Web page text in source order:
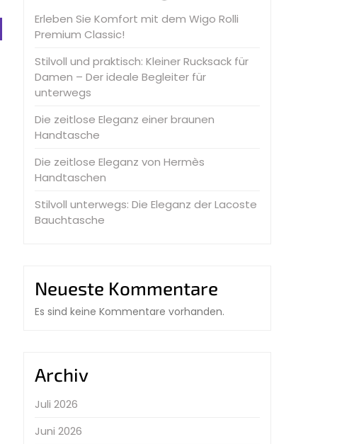
Erleben Sie Komfort mit dem Wigo Rolli
Premium Classic!
Stilvoll und praktisch: Kleiner Rucksack für
Damen – Der ideale Begleiter für
unterwegs
Die zeitlose Eleganz einer braunen
Handtasche
Die zeitlose Eleganz von Hermès
Handtaschen
Stilvoll unterwegs: Die Eleganz der Lacoste
Bauchtasche
Neueste Kommentare
Es sind keine Kommentare vorhanden.
Archiv
Juli 2026
Juni 2026